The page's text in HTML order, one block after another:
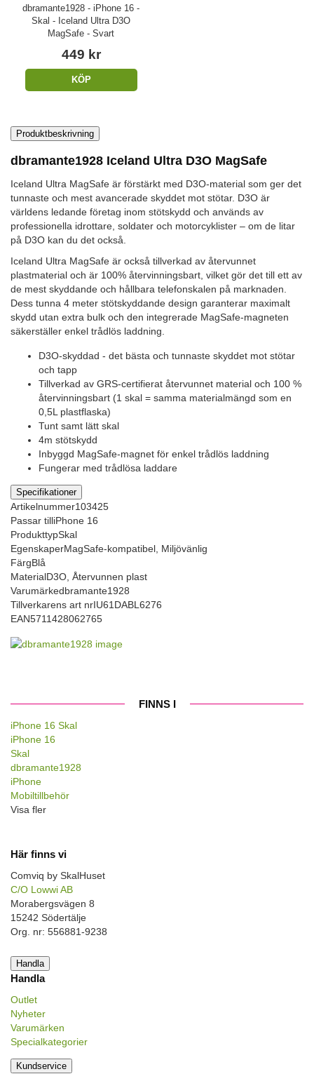
dbramante1928 - iPhone 16 -
Skal - Iceland Ultra D3O
MagSafe - Svart
449 kr
KÖP
Produktbeskrivning
dbramante1928 Iceland Ultra D3O MagSafe
Iceland Ultra MagSafe är förstärkt med D3O-material som ger det
tunnaste och mest avancerade skyddet mot stötar. D3O är
världens ledande företag inom stötskydd och används av
professionella idrottare, soldater och motorcyklister – om de litar
på D3O kan du det också.
Iceland Ultra MagSafe är också tillverkad av återvunnet
plastmaterial och är 100% återvinningsbart, vilket gör det till ett av
de mest skyddande och hållbara telefonskalen på marknaden.
Dess tunna 4 meter stötskyddande design garanterar maximalt
skydd utan extra bulk och den integrerade MagSafe-magneten
säkerställer enkel trådlös laddning.
D3O-skyddad - det bästa och tunnaste skyddet mot stötar
och tapp
Tillverkad av GRS-certifierat återvunnet material och 100 %
återvinningsbart (1 skal = samma materialmängd som en
0,5L plastflaska)
Tunt samt lätt skal
4m stötskydd
Inbyggd MagSafe-magnet för enkel trådlös laddning
Fungerar med trådlösa laddare
Specifikationer
Artikelnummer103425
Passar tilliPhone 16
ProdukttypSkal
EgenskaperMagSafe-kompatibel, Miljövänlig
FärgBlå
MaterialD3O, Återvunnen plast
Varumärkedbramante1928
Tillverkarens art nrIU61DABL6276
EAN5711428062765
FINNS I
iPhone 16 Skal
iPhone 16
Skal
dbramante1928
iPhone
Mobiltillbehör
Visa fler
Här finns vi
Comviq by SkalHuset
C/O Lowwi AB
Morabergsvägen 8
15242 Södertälje
Org. nr: 556881-9238
Handla
Handla
Outlet
Nyheter
Varumärken
Specialkategorier
Kundservice